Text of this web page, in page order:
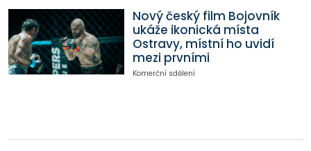
Nový český film Bojovník
ukáže ikonická místa
Ostravy, místní ho uvidí
mezi prvními
Komerční sdělení